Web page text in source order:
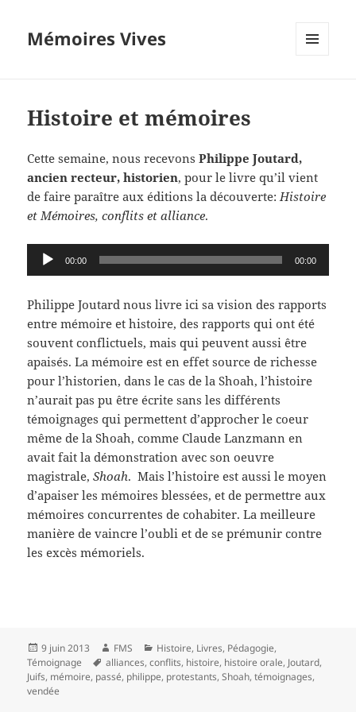
Mémoires Vives
Histoire et mémoires
Cette semaine, nous recevonsPhilippe Joutard,
ancien recteur, historien, pour le livre qu’il vient
de faire paraître aux éditions la découverte:Histoire
et Mémoires, conflits et alliance.
Lecteur
audio
00:00 00:00
Philippe Joutard nous livre ici sa vision des rapports
entre mémoire et histoire, des rapports qui ont été
souvent conflictuels, mais qui peuvent aussi être
apaisés. La mémoire est en effet source de richesse
pour l’historien, dans le cas de la Shoah, l’histoire
n’aurait pas pu être écrite sans les différents
témoignages qui permettent d’approcher le coeur
même de la Shoah, comme Claude Lanzmann en
avait fait la démonstration avec son oeuvre
magistrale,Shoah. Mais l’histoire est aussi le moyen
d’apaiser les mémoires blessées, et de permettre aux
mémoires concurrentes de cohabiter. La meilleure
manière de vaincre l’oubli et de se prémunir contre
les excès mémoriels.
Publié
le
9 juin 2013 Auteur
FMS Catégories
Histoire, Livres, Pédagogie,
Témoignage
Mots-
clés
alliances,conflits, histoire, histoire orale, Joutard,
Juifs, mémoire, passé, philippe, protestants,Shoah,témoignages,
vendée